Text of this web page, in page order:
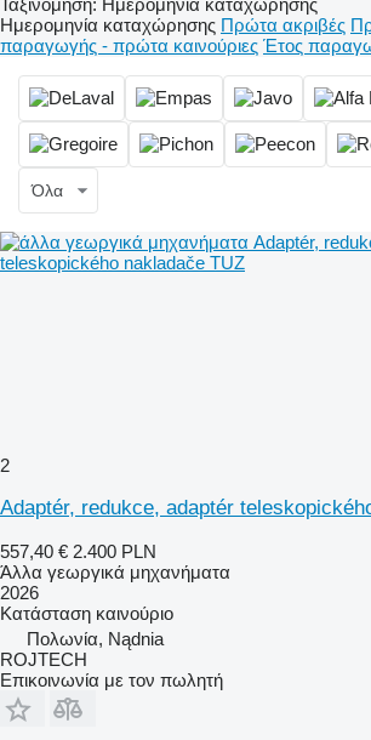
Ταξινόμηση: Ημερομηνία καταχώρησης
Ημερομηνία καταχώρησης Πρώτα ακριβές
παραγωγής - πρώτα καινούριες Έτος
Όλα
2
Adaptér, redukce, adaptér
557,40 € 2.400 PLN
Άλλα γεωργικά μηχανήματα
2026
Κατάσταση καινούριο
Πολωνία, Nądnia
ROJTECH
Επικοινωνία με τον πωλητή